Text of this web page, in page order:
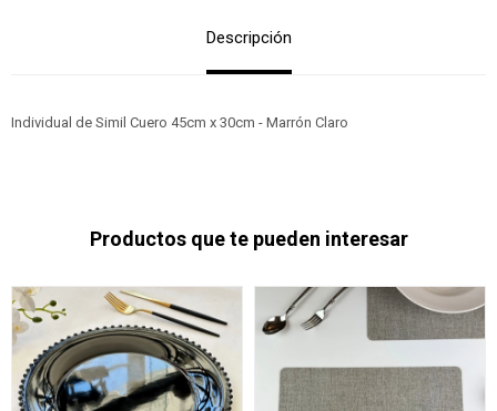
Descripción
Individual de Simil Cuero 45cm x 30cm - Marrón Claro
Productos que te pueden interesar